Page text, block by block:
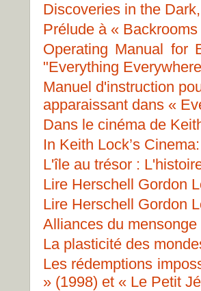
Discoveries in the
Prélude à «
Operating Manual for
"Everything
Manuel d'instruction
apparaissant dans «
Dans le cinéma de
In Keith Lock’s
L'île au trésor :
Lire Herschell Gordon
Lire Herschell Gordon
Alliances du
La plasticité des
Les rédemptions
» (1998) et « Le Petit